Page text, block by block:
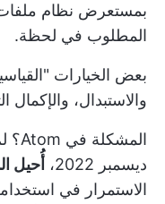
بمستعرض نظام
المطلوب في لحظة.
بعض الخيارات
والاستبدال، والإكمال
ديسمبر 2022،
أُحيل
الاستمرار في